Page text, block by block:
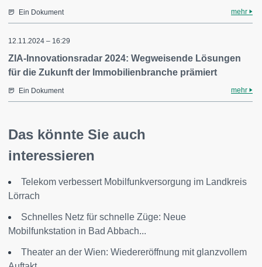
Ein Dokument mehr
12.11.2024 – 16:29
ZIA-Innovationsradar 2024: Wegweisende Lösungen
für die Zukunft der Immobilienbranche prämiert
Ein Dokument mehr
Das könnte Sie auch
interessieren
Telekom verbessert Mobilfunkversorgung im Landkreis
Lörrach
Schnelles Netz für schnelle Züge: Neue
Mobilfunkstation in Bad Abbach...
Theater an der Wien: Wiedereröffnung mit glanzvollem